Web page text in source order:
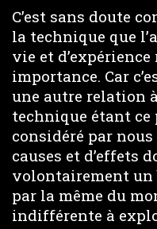
C’est sans doute
la technique que
vie et
importance. Car
une autre relation
technique étant ce
considéré par
causes et d’effets
volontairement
par la même du
indifférente à